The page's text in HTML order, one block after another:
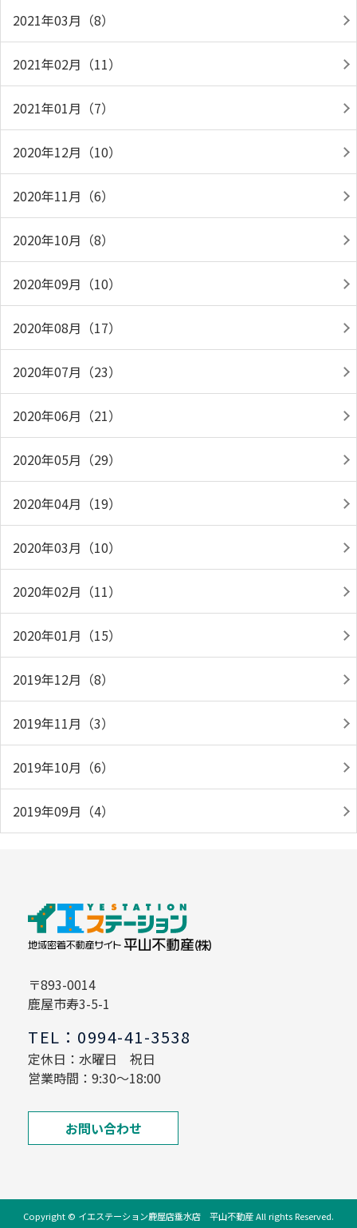
2021年03月（8）
2021年02月（11）
2021年01月（7）
2020年12月（10）
2020年11月（6）
2020年10月（8）
2020年09月（10）
2020年08月（17）
2020年07月（23）
2020年06月（21）
2020年05月（29）
2020年04月（19）
2020年03月（10）
2020年02月（11）
2020年01月（15）
2019年12月（8）
2019年11月（3）
2019年10月（6）
2019年09月（4）
〒893-0014
鹿屋市寿3-5-1
TEL：0994-41-3538
定休日：水曜日 祝日
営業時間：9:30～18:00
お問い合わせ
Copyright © イエステーション鹿屋店垂水店 平山不動産 All rights Reserved.